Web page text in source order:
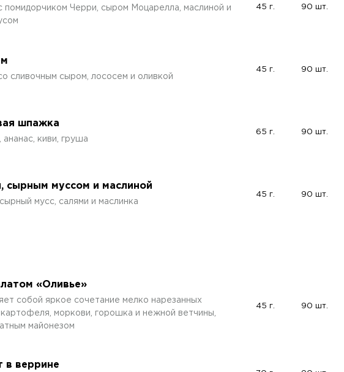
помидорчиком Черри, сыром Моцарелла, маслиной и
45 г. 90 шт.
сливочным сыром, лососем и оливкой
45 г. 90 шт.
шпажка
ананас, киви, груша
65 г. 90 шт.
сырным муссом и маслиной
мусс, салями и маслинка
45 г. 90 шт.
«Оливье»
собой яркое сочетание мелко нарезанных
моркови, горошка и нежной ветчины,
майонезом
45 г. 90 шт.
в веррине